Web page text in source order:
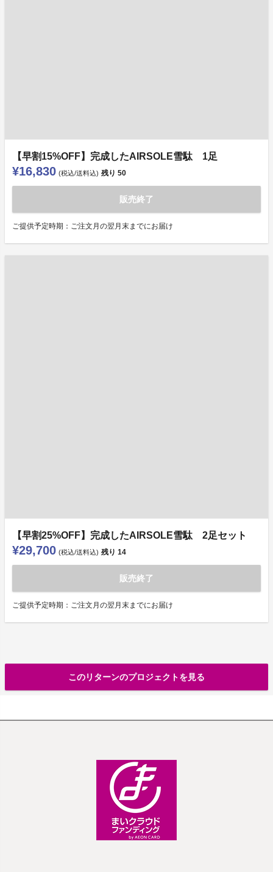
【早割15%OFF】完成したAIRSOLE雪駄 1足
¥16,830 (税込/送料込) 残り 50
販売終了
ご提供予定時期：ご注文月の翌月末までにお届け
【早割25%OFF】完成したAIRSOLE雪駄 2足セット
¥29,700 (税込/送料込) 残り 14
販売終了
ご提供予定時期：ご注文月の翌月末までにお届け
このリターンのプロジェクトを見る